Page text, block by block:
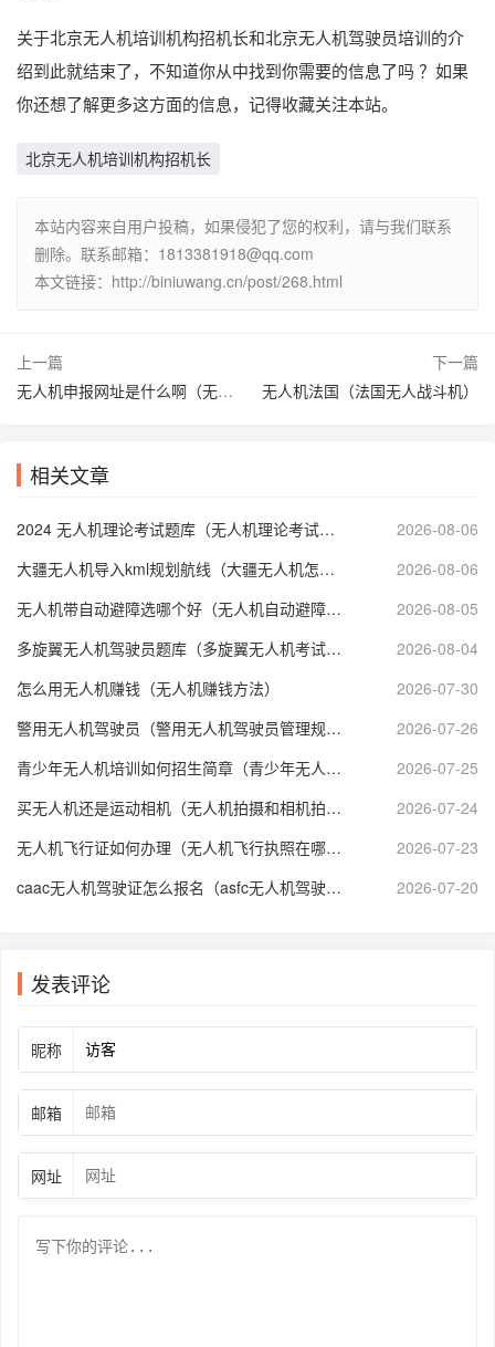
关于北京无人机培训机构招机长和北京无人机驾驶员培训的介
绍到此就结束了，不知道你从中找到你需要的信息了吗 ？如果
你还想了解更多这方面的信息，记得收藏关注本站。
北京无人机培训机构招机长
本站内容来自用户投稿，如果侵犯了您的权利，请与我们联系
删除。联系邮箱：1813381918@qq.com
本文链接：http://biniuwang.cn/post/268.html
上一篇
无人机申报网址是什么啊（无人机申报网址是什么啊英文）
下一篇
无人机法国（法国无人战斗机）
相关文章
2024 无人机理论考试题库（无人机理论考试题库免费下载）
2026-08-06
大疆无人机导入kml规划航线（大疆无人机怎么设置航线起止点）
2026-08-06
无人机带自动避障选哪个好（无人机自动避障和GPS哪个好）
2026-08-05
多旋翼无人机驾驶员题库（多旋翼无人机考试技巧）
2026-08-04
怎么用无人机赚钱（无人机赚钱方法）
2026-07-30
警用无人机驾驶员（警用无人机驾驶员管理规定）
2026-07-26
青少年无人机培训如何招生简章（青少年无人机等级考试培训）
2026-07-25
买无人机还是运动相机（无人机拍摄和相机拍摄哪个好）
2026-07-24
无人机飞行证如何办理（无人机飞行执照在哪里考）
2026-07-23
caac无人机驾驶证怎么报名（asfc无人机驾驶证培训）
2026-07-20
发表评论
昵称
邮箱
网址